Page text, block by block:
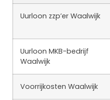
Uurloon zzp’er Waalwijk
Uurloon MKB-bedrijf
Waalwijk
Voorrijkosten Waalwijk